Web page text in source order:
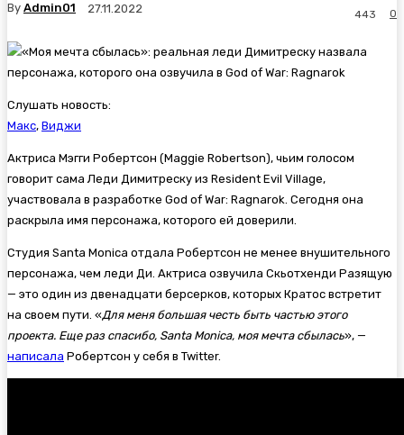
By Admin01 27.11.2022 0
443
Слушать новость:
Макс, Виджи
Актриса Мэгги Робертсон (Maggie Robertson), чьим голосом
говорит сама Леди Димитреску из Resident Evil Village,
участвовала в разработке God of War: Ragnarok. Сегодня она
раскрыла имя персонажа, которого ей доверили.
Студия Santa Monica отдала Робертсон не менее внушительного
персонажа, чем леди Ди. Актриса озвучила Скьотхенди Разящую
— это один из двенадцати берсерков, которых Кратос встретит
на своем пути. «Для меня большая честь быть частью этого
проекта. Еще раз спасибо, Santa Monica, моя мечта сбылась», —
написала Робертсон у себя в Twitter.